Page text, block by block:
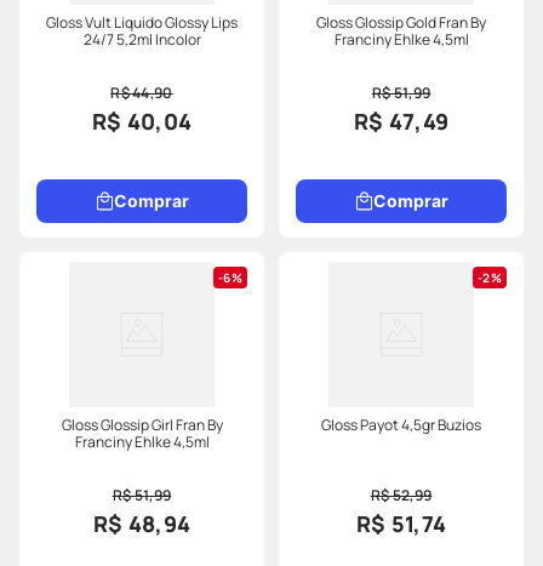
Gloss Vult Liquido Glossy Lips
24/7 5,2ml Incolor
R$ 44,90
R$ 40,04
Comprar
Gloss Glossip Gold Fran By
Franciny Ehlke 4,5ml
R$ 51,99
R$ 47,49
Comprar
6%
Gloss Glossip Girl Fran By
Franciny Ehlke 4,5ml
R$ 51,99
R$ 48,94
2%
Gloss Payot 4,5gr Buzios
R$ 52,99
R$ 51,74